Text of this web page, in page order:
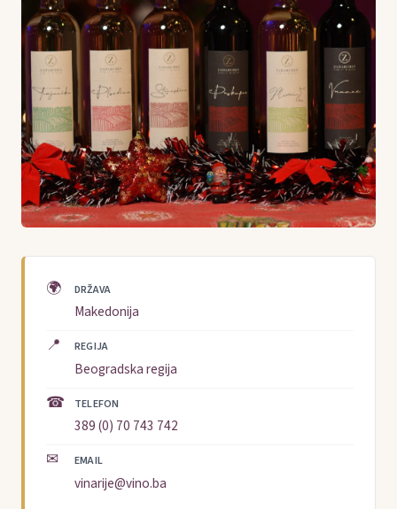
🌍 DRŽAVA
Makedonija
📍 REGIJA
Beogradska regija
☎ TELEFON
389 (0) 70 743 742
✉ EMAIL
vinarije@vino.ba